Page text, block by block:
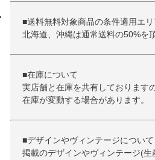
■送料無料対象商品の条件適用エリ
北海道、沖縄は通常送料の50%を
■在庫について
実店舗と在庫を共有しております
在庫が変動する場合があります。
■デザインやヴィンテージについて
掲載のデザインやヴィンテージ(生